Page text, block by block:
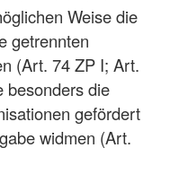
Weise die
getrennten
(Art. 74 ZP I; Art.
besonders die
gefördert
widmen (Art.